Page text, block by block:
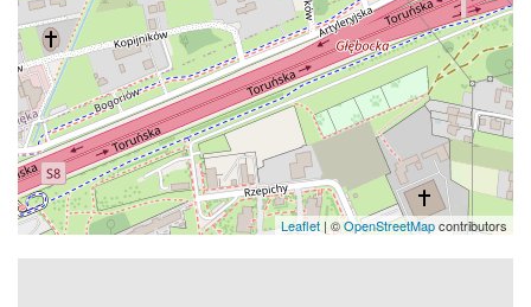
Leaflet | ©OpenStreetMapcontributors